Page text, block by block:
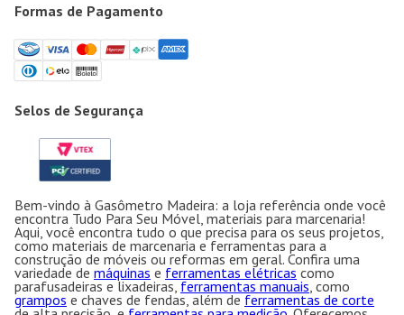
Formas de Pagamento
Selos de Segurança
Bem-vindo à Gasômetro Madeira: a loja referência onde você
encontra Tudo Para Seu Móvel, materiais para marcenaria!
Aqui, você encontra tudo o que precisa para os seus projetos,
como materiais de marcenaria e ferramentas para a
construção de móveis ou reformas em geral. Confira uma
variedade de máquinas e ferramentas elétricas como
parafusadeiras e lixadeiras, ferramentas manuais, como
grampos e chaves de fendas, além de ferramentas de corte